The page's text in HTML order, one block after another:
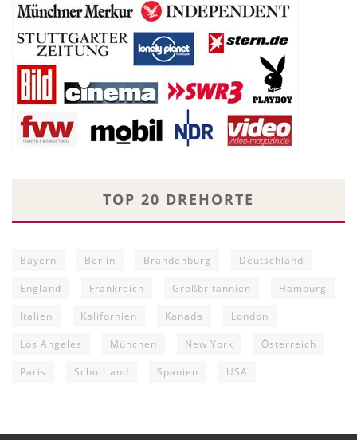
TOP 20 DREHORTE
Bayern Berlin Brandenburg Deutschland
England Frankreich Großbritannien Hamburg
Italien Kalifornien Kanada London
Los Angeles München New York Österreich
Paris Schottland Spanien USA